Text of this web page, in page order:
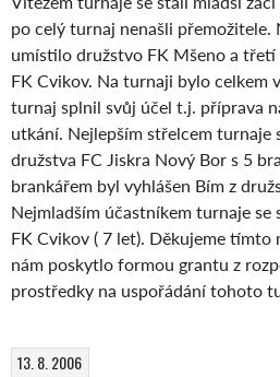
po celý turnaj nenašli přemožitele.
umístilo družstvo FK Mšeno a
FK Cvikov. Na turnaji bylo celkem
turnaj splnil svůj účel t.j. příprava
utkání. Nejlepším střelcem turnaje
družstva FC Jiskra Nový Bor s 5
brankářem byl vyhlášen Bím z
Nejmladším účastníkem turnaje se
FK Cvikov ( 7 let). Děkujeme tímto
nám poskytlo formou grantu z
prostředky na uspořádání tohoto
13. 8. 2006